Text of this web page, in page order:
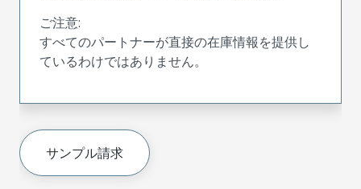
ご注意:
すべてのパートナーが直接の在庫情報を提供し
ているわけではありません。
サンプル請求